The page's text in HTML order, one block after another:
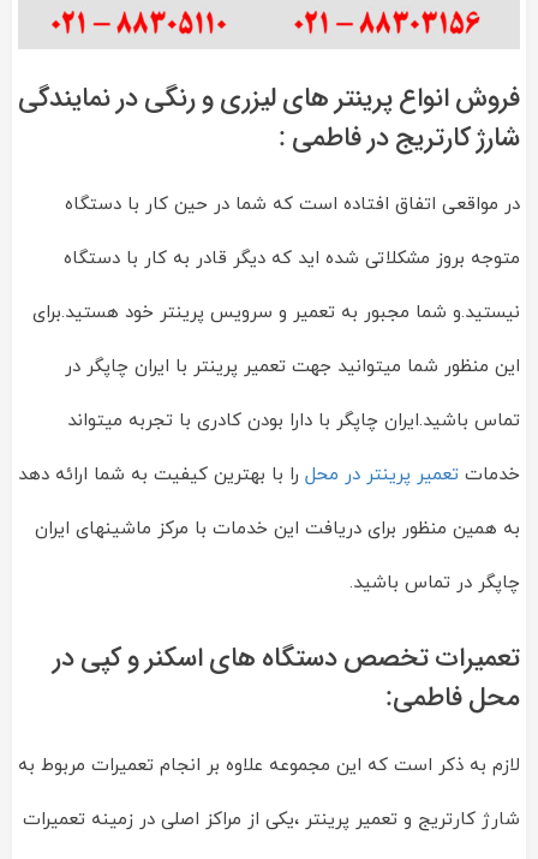
فروش انواع پرینتر های لیزری و رنگی در نمایندگی
شارژ کارتریج در فاطمی :
در مواقعی اتفاق افتاده است که شما در حین کار با دستگاه
متوجه بروز مشکلاتی شده اید که دیگر قادر به کار با دستگاه
نیستید.و شما مجبور به تعمیر و سرویس پرینتر خود هستید.برای
این منظور شما میتوانید جهت تعمیر پرینتر با ایران چاپگر در
تماس باشید.ایران چاپگر با دارا بودن کادری با تجربه میتواند
خدمات تعمیر پرینتر در محل را با بهترین کیفیت به شما ارائه دهد
به همین منظور برای دریافت این خدمات با مرکز ماشینهای ایران
چاپگر در تماس باشید.
تعمیرات تخصص دستگاه های اسکنر و کپی در
محل فاطمی:
لازم به ذکر است که این مجموعه علاوه بر انجام تعمیرات مربوط به
شارژ کارتریج و تعمیر پرینتر ،یکی از مراکز اصلی در زمینه تعمیرات